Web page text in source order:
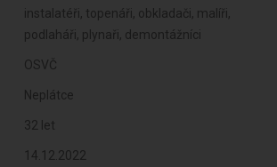
instalatéři, topenáři, obkladači, malíři,
podlaháři, plynaři, demontážníci
OSVČ
Neplátce
32 let
14.12.2022